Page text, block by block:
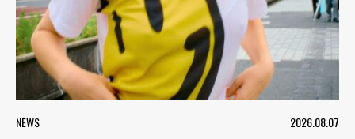
NEWS 2026.08.07